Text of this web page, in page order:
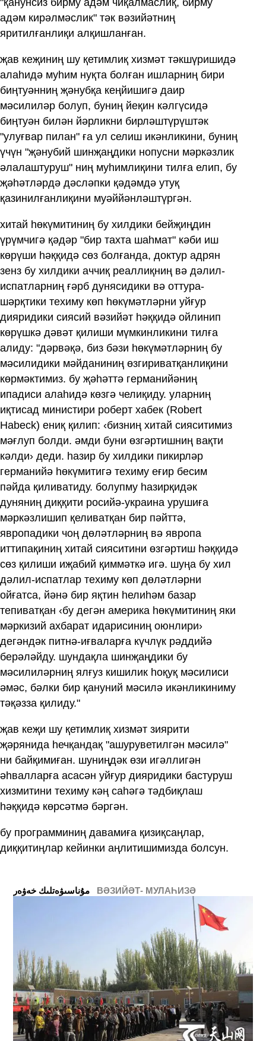
адәм кирәлмәслик" тәк вәзийәтниң
яритилғанлиқи алқишланған.
җав кеҗиниң шу қетимлиқ хизмәт тәкшүришидә
алаһидә муһим нуқта болған ишларниң бири
биңтуәнниң җәнубқа кеңйишигә даир
мәсилиләр болуп, буниң йеқин кәлгүсидә
биңтуән билән йәрликни бирләштүрүштәк
"улуғвар пилан" ға ул селиш икәнликини, буниң
үчүн "җәнубий шинҗаңдики нопусни мәркәзлик
әлалаштуруш" ниң муһимлиқини тилға елип, бу
җәһәтләрдә дәсләпки қәдәмдә утуқ
қазинилғанлиқини муәййәнләштүргән.
хитай һөкүмитиниң бу хилдики бейҗиңдин
үрүмчигә қәдәр "бир тахта шаһмат" кәби иш
көрүши һәққидә сөз болғанда, доктур адрян
зенз бу хилдики аччиқ реаллиқниң вә дәлил-
испатларниң ғәрб дунясидики вә оттура-
шәрқтики техиму көп һөкүмәтләрни уйғур
дияридики сиясий вәзийәт һәққидә ойлинип
көрүшкә дәвәт қилиши мүмкинликини тилға
алиду: "дәрвәқә, биз бәзи һөкүмәтләрниң бу
мәсилидики мәйданиниң өзгириватқанлиқини
көрмәктимиз. бу җәһәттә германийәниң
ипадиси алаһидә көзгә челиқиду. уларниң
иқтисад министири роберт хабек (Robert
Habeck) ениқ қилип: ‹бизниң хитай сияситимиз
мәғлуп болди. әмди буни өзгәртишниң вақти
кәлди› деди. һазир бу хилдики пикирләр
германийә һөкүмитигә техиму еғир бесим
пәйда қиливатиду. болупму һазирқидәк
дуняниң диққити росийә-украина урушиға
мәркәзлишип қеливатқан бир пәйттә,
явропадики чоң дөләтләрниң вә явропа
иттипақиниң хитай сияситини өзгәртиш һәққидә
сөз қилиши иҗабий қиммәткә игә. шуңа бу хил
дәлил-испатлар техиму көп дөләтләрни
ойғатса, йәнә бир яқтин һелиһәм базар
тепиватқан ‹бу дегән америка һөкүмитиниң яки
мәркизий ахбарат идарисиниң оюнлири›
дегәндәк питнә-иғваларға күчлүк рәддийә
берәләйду. шундақла шинҗаңдики бу
мәсилиләрниң ялғуз кишилик һоқуқ мәсилиси
әмәс, бәлки бир қануний мәсилә икәнликиниму
тәқәзза қилиду."
җав кеҗи шу қетимлиқ хизмәт зиярити
җәрянида һечқандақ "ашуруветилгән мәсилә"
ни байқимиған. шуниңдәк өзи игәллигән
әһвалларға асасән уйғур дияридики бастуруш
хизмитини техиму кәң саһәгә тәдбиқлаш
һәққидә көрсәтмә бәргән.
бу программиниң давамиға қизиқсаңлар,
диққитиңлар кейинки аңлитишимизда болсун.
ВӘЗИЙӘТ- МУЛАҺИЗӘ